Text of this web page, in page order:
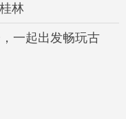
林
一起出发畅玩古